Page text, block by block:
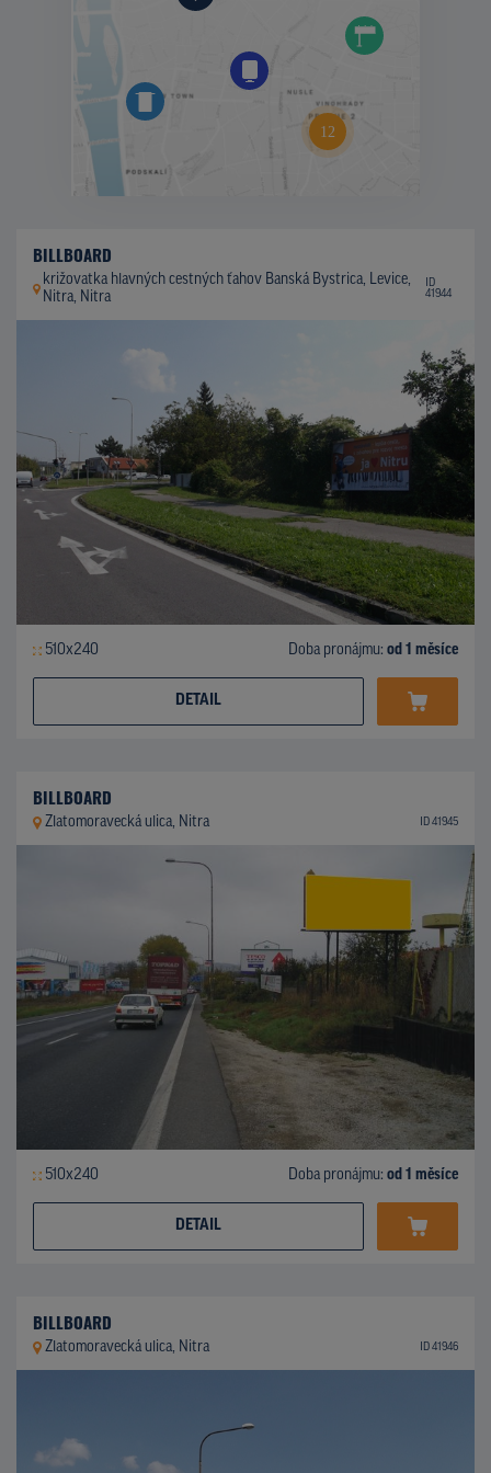
BILLBOARD
križovatka hlavných cestných ťahov Banská Bystrica, Levice,
Nitra, Nitra
ID
41944
510x240 Doba pronájmu: od 1 měsíce
DETAIL
BILLBOARD
Zlatomoravecká ulica, Nitra ID 41945
510x240 Doba pronájmu: od 1 měsíce
DETAIL
BILLBOARD
Zlatomoravecká ulica, Nitra ID 41946